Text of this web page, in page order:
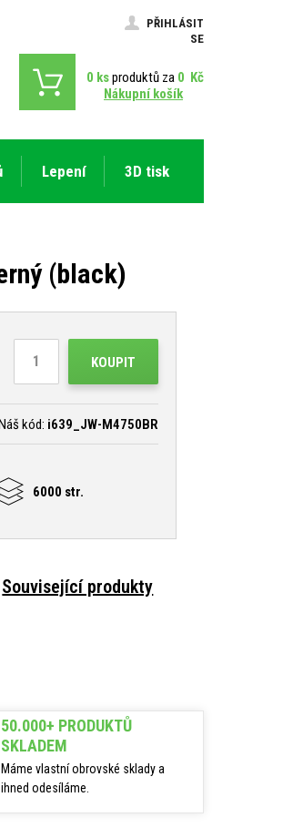
PŘIHLÁSIT
SE
0 ksproduktů za 0 Kč
Nákupní košík
Lepení 3D tisk
(black)
KOUPIT
kód: i639_JW-M4750BR
6000 str.
Související produkty
50.000+ PRODUKTŮ
SKLADEM
Máme vlastní obrovské sklady a
ihned odesíláme.